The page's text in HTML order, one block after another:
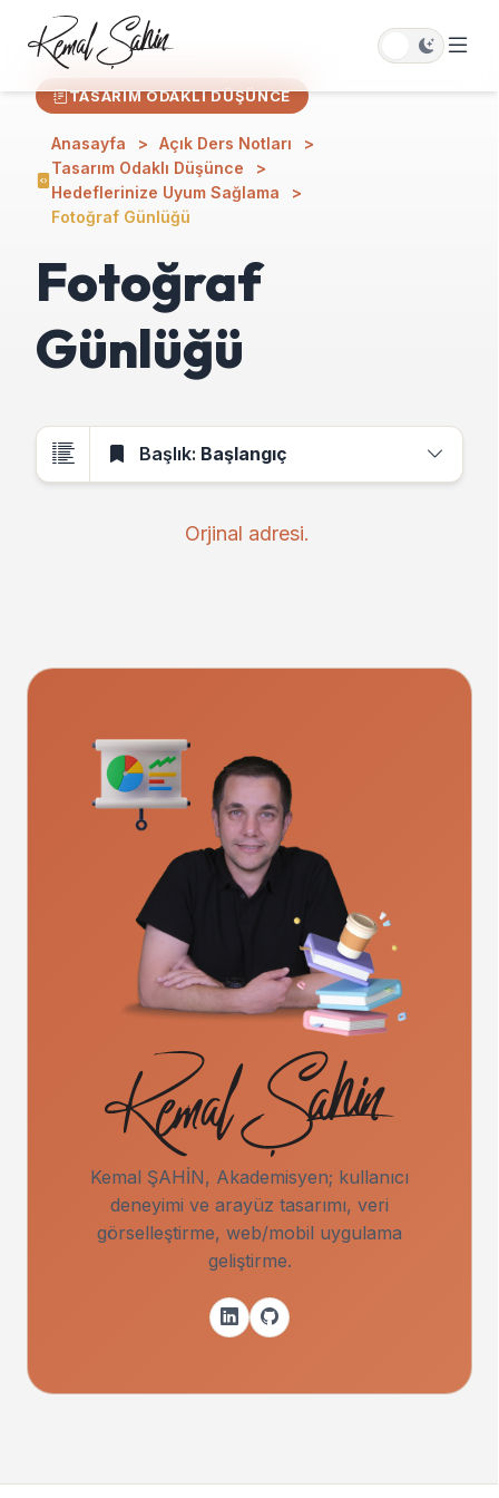
TASARIM ODAKLI DÜŞÜNCE
Anasayfa
Açık Ders Notları
Tasarım Odaklı Düşünce
Hedeflerinize Uyum Sağlama
Fotoğraf Günlüğü
Fotoğraf
Günlüğü
Başlık: Başlangıç
Orjinal adresi.
Kemal ŞAHİN, Akademisyen; kullanıcı
deneyimi ve arayüz tasarımı, veri
görselleştirme, web/mobil uygulama
geliştirme.